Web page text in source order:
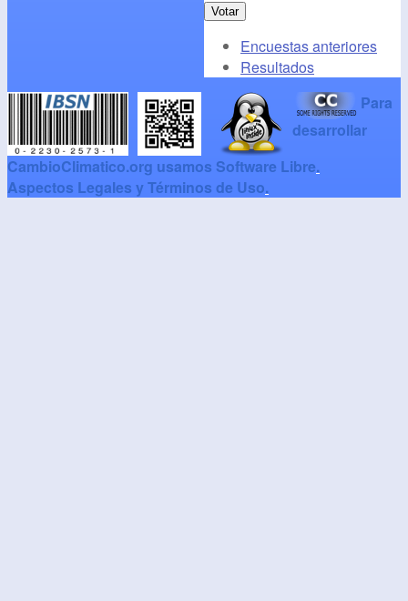
Encuestas anteriores
Resultados
Para
desarrollar
CambioClimatico.org usamos Software Libre.
Aspectos Legales y Términos de Uso.